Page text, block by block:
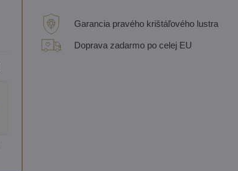
Garancia pravého krištáľového lustra
Doprava zadarmo po celej EU